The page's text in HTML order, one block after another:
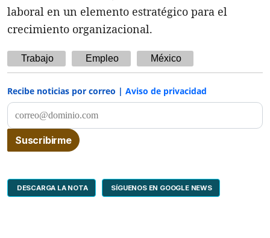
laboral en un elemento estratégico para el
crecimiento organizacional.
Trabajo Empleo México
Recibe noticias por correo | Aviso de privacidad
DESCARGA LA NOTA SÍGUENOS EN GOOGLE NEWS